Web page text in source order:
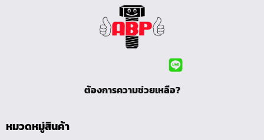
ต้องการความช่วยเหลือ?
หมวดหมู่สินค้า